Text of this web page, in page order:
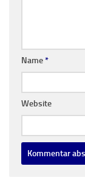
Name*
Website